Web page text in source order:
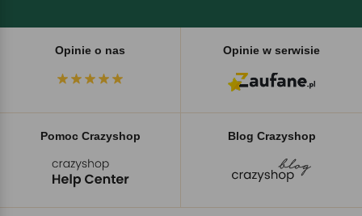
Opinie o nas Opinie w serwisie
Pomoc Crazyshop Blog Crazyshop